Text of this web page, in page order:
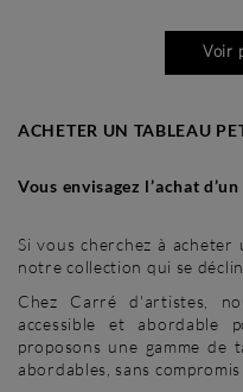
Voir
ACHETER UN TABLEAU
Vous envisagez l’achat
Si vous cherchez à
notre collection qui se
Chez Carré d'artistes,
accessible et abordable
proposons une gamme de
abordables, sans